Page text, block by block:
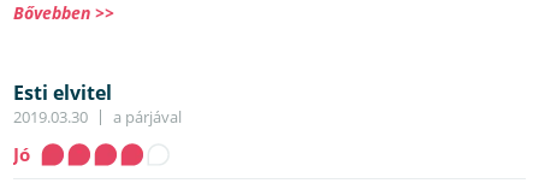
Bővebben >>
Esti elvitel
2019.03.30 a párjával
Jó